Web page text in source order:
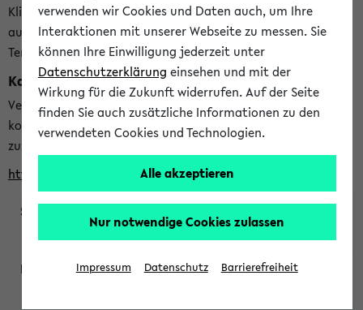
Klicken Sie auf das Semester, welches Sie für Ihre Sitzung
auswählen möchten. Bitte beachten Sie auch die weiteren
Termine imKalender der Lehrplanung
Kalenderintegration
Verwenden Sie die folgende Adresse, um mit einer
kompatiblen Kalenderanwendung auf die Vorlesungszeiten
zuzugreifen (nähere Informationen
finden Sie hier
https://ekvv.uni-bielefeld.de/ws/calendar?vz
WiSe 2026/2027
verwenden wir Cookies und Daten auch, um Ihre
Interaktionen mit unserer Webseite zu messen. Sie
können Ihre Einwilligung jederzeit unter
Datenschutzerklärung einsehen und mit der
Wirkung für die Zukunft widerrufen. Auf der Seite
finden Sie auch zusätzliche Informationen zu den
verwendeten Cookies und Technologien.
Alle akzeptieren
Nur notwendige Cookies zulassen
Impressum Datenschutz Barrierefreiheit